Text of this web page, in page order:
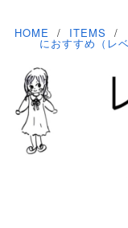
HOME ITEMS
におすすめ（レ